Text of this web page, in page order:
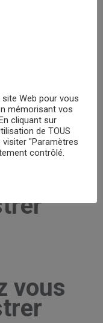
Distressed
vous
Web pour vous
mémorisant vos
cliquant sur
de TOUS
"Paramètres
contrôlé.